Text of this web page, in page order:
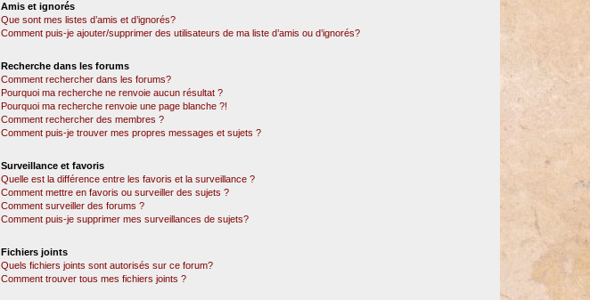
Amis et ignorés
Que sont mes listes d’amis et d’ignorés?
Comment puis-je ajouter/supprimer des utilisateurs de ma liste d’amis ou d’ignorés?
Recherche dans les forums
Comment rechercher dans les forums?
Pourquoi ma recherche ne renvoie aucun résultat ?
Pourquoi ma recherche renvoie une page blanche ?!
Comment rechercher des membres ?
Comment puis-je trouver mes propres messages et sujets ?
Surveillance et favoris
Quelle est la différence entre les favoris et la surveillance ?
Comment mettre en favoris ou surveiller des sujets ?
Comment surveiller des forums ?
Comment puis-je supprimer mes surveillances de sujets?
Fichiers joints
Quels fichiers joints sont autorisés sur ce forum?
Comment trouver tous mes fichiers joints ?